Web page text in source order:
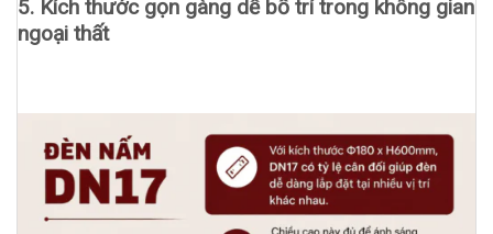
5. Kích thước gọn gàng dễ bố trí trong không gian
ngoại thất